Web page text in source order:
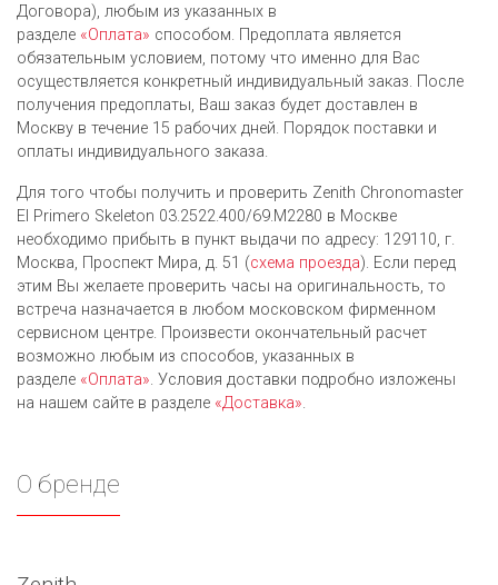
Договора), любым из указанных в
разделе «Оплата» способом. Предоплата является
обязательным условием, потому что именно для Вас
осуществляется конкретный индивидуальный заказ. После
получения предоплаты, Ваш заказ будет доставлен в
Москву в течение 15 рабочих дней. Порядок поставки и
оплаты индивидуального заказа.
Для того чтобы получить и проверить Zenith Chronomaster
El Primero Skeleton 03.2522.400/69.M2280 в Москве
необходимо прибыть в пункт выдачи по адресу: 129110, г.
Москва, Проспект Мира, д. 51 (схема проезда). Если перед
этим Вы желаете проверить часы на оригинальность, то
встреча назначается в любом московском фирменном
сервисном центре. Произвести окончательный расчет
возможно любым из cпособов, указанных в
разделе «Оплата». Условия доставки подробно изложены
на нашем сайте в разделе «Доставка».
О бренде